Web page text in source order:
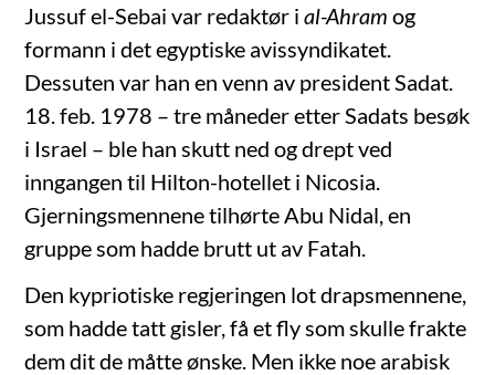
Jussuf el-Sebai var redaktør ial-Ahram og
formann i det egyptiske avissyndikatet.
Dessuten var han en venn av president Sadat.
18. feb. 1978 – tre måneder etter Sadats besøk
i Israel – ble han skutt ned og drept ved
inngangen til Hilton-hotellet i Nicosia.
Gjerningsmennene tilhørte Abu Nidal, en
gruppe som hadde brutt ut av Fatah.
Den kypriotiske regjeringen lot drapsmennene,
som hadde tatt gisler, få et fly som skulle frakte
dem dit de måtte ønske. Men ikke noe arabisk